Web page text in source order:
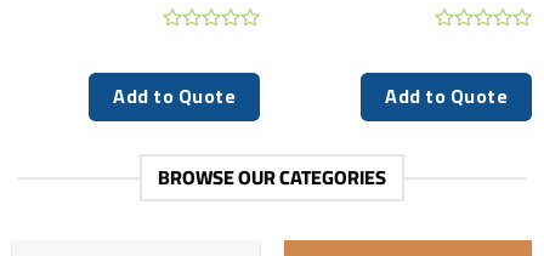
0
من
5
Add to Quote
0
من
5
Add to Quote
BROWSE OUR CATEGORIES